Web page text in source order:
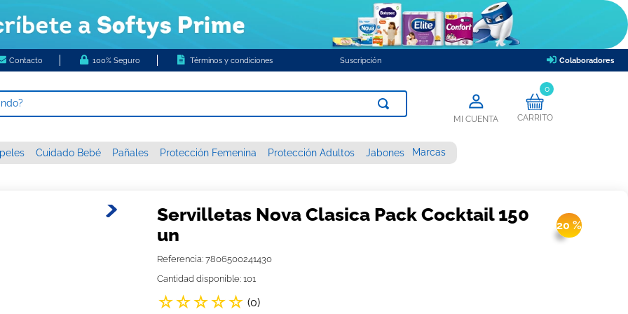
Contacto 100% Seguro Términos y condiciones Suscripción Colaboradores
MI CUENTA
0
CARRITO
Cuidado Bebé Pañales Protección Femenina Protección Adultos Jabones Marcas
Servilletas Nova Clasica Pack Cocktail 150
un
20 %
Referencia: 7806500241430
Cantidad disponible: 101
☆☆☆☆☆ (0)